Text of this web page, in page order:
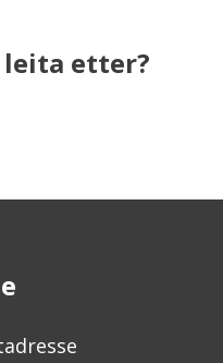
leita etter?